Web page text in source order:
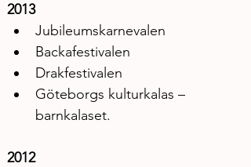
2013
Jubileumskarnevalen
Backafestivalen
Drakfestivalen
Göteborgs kulturkalas –
barnkalaset.
2012